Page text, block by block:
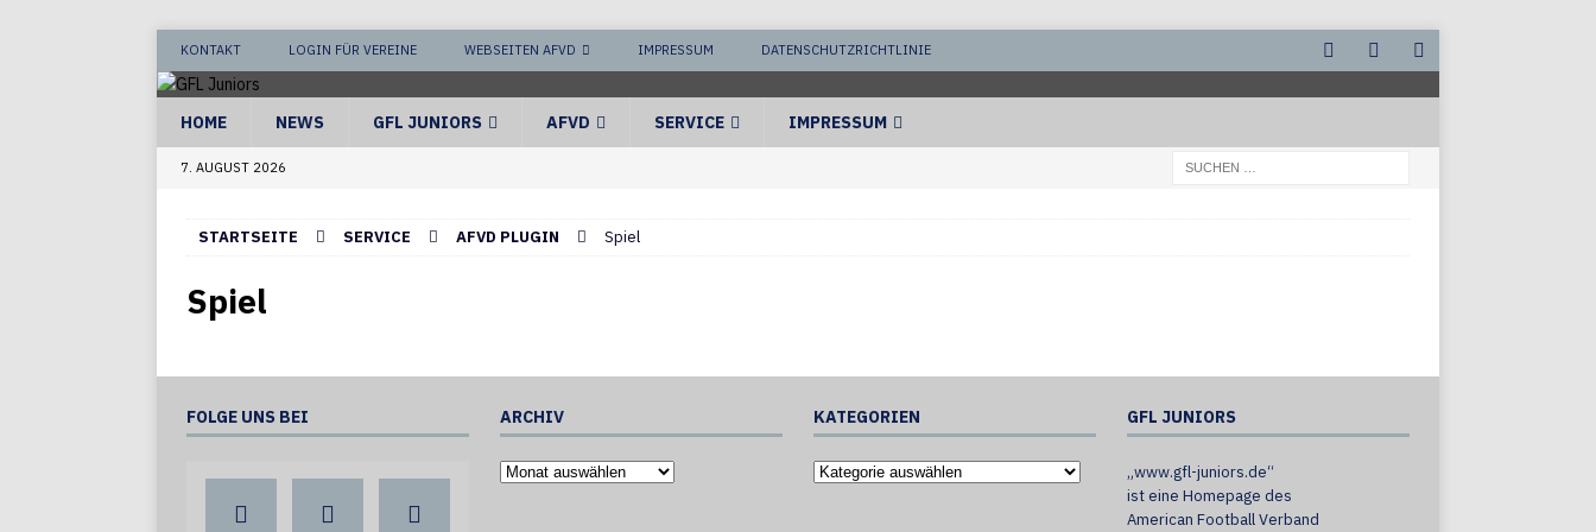
KONTAKT LOGIN FÜR VEREINE WEBSEITEN AFVD IMPRESSUM DATENSCHUTZRICHTLINIE
HOME NEWS GFL JUNIORS AFVD SERVICE IMPRESSUM
7. AUGUST 2026
STARTSEITE SERVICE AFVD PLUGIN Spiel
Spiel
FOLGE UNS BEI ARCHIV KATEGORIEN GFL JUNIORS
„www.gfl-juniors.de“
ist eine Homepage des
American Football Verband